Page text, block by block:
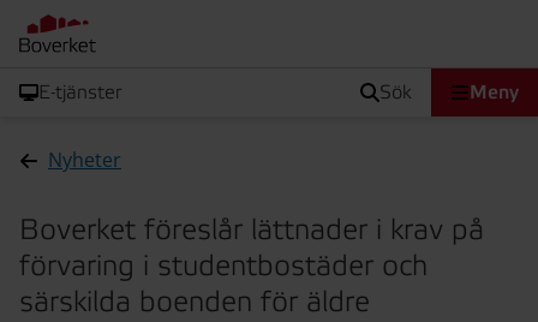
E-tjänster sök Meny
Nyheter
Boverket föreslår lättnader i krav på
förvaring i studentbostäder och
särskilda boenden för äldre